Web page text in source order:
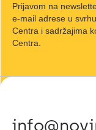
Prijavom na
e-mail adrese u
Centra i sadržajima
Centra.